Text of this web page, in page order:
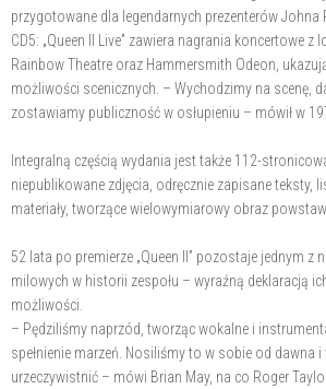
przygotowane dla legendarnych prezenterów Johna
CD5: „Queen II Live” zawiera nagrania koncertowe
Rainbow Theatre oraz Hammersmith Odeon,
możliwości scenicznych. – Wychodzimy na scenę,
zostawiamy publiczność w osłupieniu – mówił w
Integralną częścią wydania jest także 112-
niepublikowane zdjęcia, odręcznie zapisane teksty,
materiały, tworzące wielowymiarowy obraz
52 lata po premierze „Queen II” pozostaje jednym z
milowych w historii zespołu – wyraźną deklaracją
możliwości.
– Pędziliśmy naprzód, tworząc wokalne i
spełnienie marzeń. Nosiliśmy to w sobie od dawna
urzeczywistnić – mówi Brian May, na co Roger